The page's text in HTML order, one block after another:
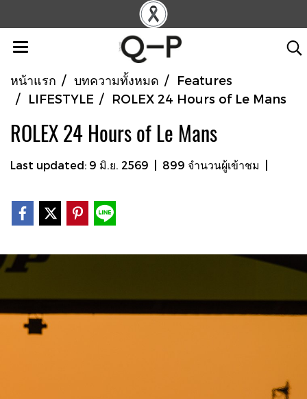
หน้าแรก บทความทั้งหมด
Features
LIFESTYLE
ROLEX 24 Hours of Le Mans
ROLEX 24 Hours of Le Mans
Last updated: 9 มิ.ย. 2569 899 จำนวนผู้เข้าชม